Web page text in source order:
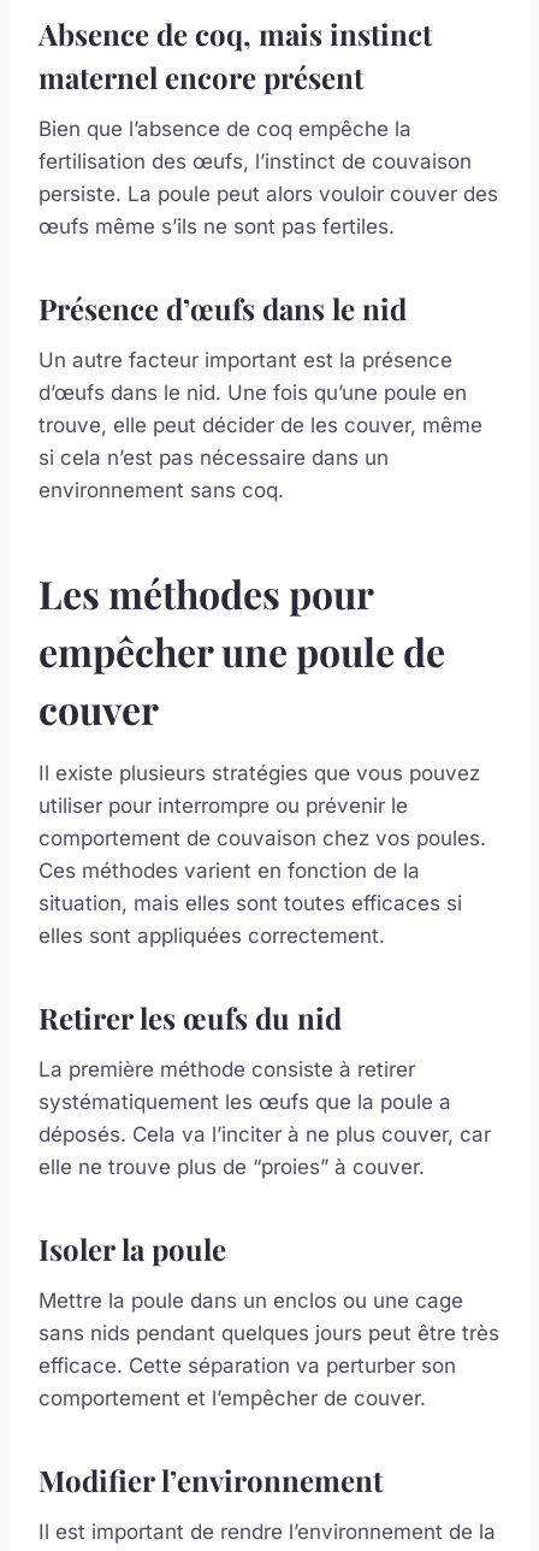
Absence de coq, mais instinct
maternel encore présent
Bien que l’absence de coq empêche la
fertilisation des œufs, l’instinct de couvaison
persiste. La poule peut alors vouloir couver des
œufs même s’ils ne sont pas fertiles.
Présence d’œufs dans le nid
Un autre facteur important est la présence
d’œufs dans le nid. Une fois qu’une poule en
trouve, elle peut décider de les couver, même
si cela n’est pas nécessaire dans un
environnement sans coq.
Les méthodes pour
empêcher une poule de
couver
Il existe plusieurs stratégies que vous pouvez
utiliser pour interrompre ou prévenir le
comportement de couvaison chez vos poules.
Ces méthodes varient en fonction de la
situation, mais elles sont toutes efficaces si
elles sont appliquées correctement.
Retirer les œufs du nid
La première méthode consiste à retirer
systématiquement les œufs que la poule a
déposés. Cela va l’inciter à ne plus couver, car
elle ne trouve plus de “proies” à couver.
Isoler la poule
Mettre la poule dans un enclos ou une cage
sans nids pendant quelques jours peut être très
efficace. Cette séparation va perturber son
comportement et l’empêcher de couver.
Modifier l’environnement
Il est important de rendre l’environnement de la